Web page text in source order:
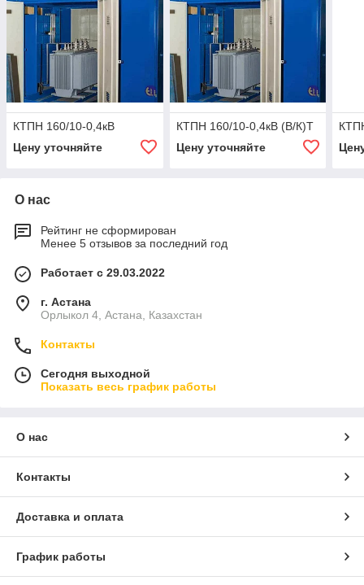
КТПН 160/10-0,4кВ
Цену уточняйте
КТПН 160/10-0,4кВ (В/К)Т
Цену уточняйте
О нас
Рейтинг не сформирован
Менее 5 отзывов за последний год
Работает с 29.03.2022
г. Астана
Орлыкол 4, Астана, Казахстан
Контакты
Сегодня выходной
Показать весь график работы
О нас
Контакты
Доставка и оплата
График работы